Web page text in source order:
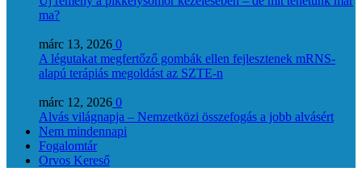
ma?
márc 13, 2026 0
A légutakat megfertőző gombák ellen fejlesztenek mRNS-
alapú terápiás megoldást az SZTE-n
márc 12, 2026 0
Alvás világnapja – Nemzetközi összefogás a jobb alvásért
Nem mindennapi
Fogalomtár
Orvos Kereső